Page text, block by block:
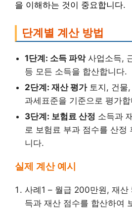
을 이해하는 것이 중요합니다.
단계별 계산 방법
1단계: 소득 파악사업소득,
등 모든 소득을 합산합니다.
2단계: 재산 평가토지, 건물,
과세표준을 기준으로 평가
3단계: 보험료 산정 소득과
로 보험료 부과 점수를 산정
니다.
실제 계산 예시
사례1 – 월급 200만원, 재산
득과 재산 점수를 합산하여